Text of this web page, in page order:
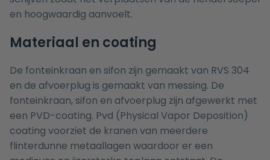
en hoogwaardig aanvoelt.
Materiaal en coating
De fonteinkraan en sifon zijn gemaakt van RVS 304
en de afvoerplug is gemaakt van messing. De
fonteinkraan, sifon en afvoerplug zijn afgewerkt met
een PVD-coating. Pvd (Physical Vapor Deposition)
coating voorziet de kranen van meerdere
flinterdunne metaallagen waardoor er een